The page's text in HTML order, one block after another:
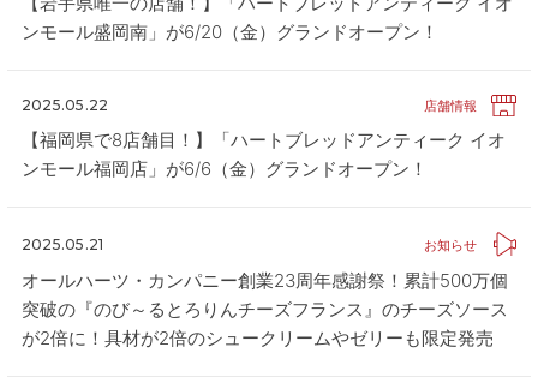
ンモール盛岡南」が6/20（金）グランドオープン！
店舗情報
2025.05.22
【福岡県で8店舗目！】「ハートブレッドアンティーク イオ
ンモール福岡店」が6/6（金）グランドオープン！
お知らせ
2025.05.21
オールハーツ・カンパニー創業23周年感謝祭！累計500万個
突破の『のび～るとろりんチーズフランス』のチーズソース
が2倍に！具材が2倍のシュークリームやゼリーも限定発売